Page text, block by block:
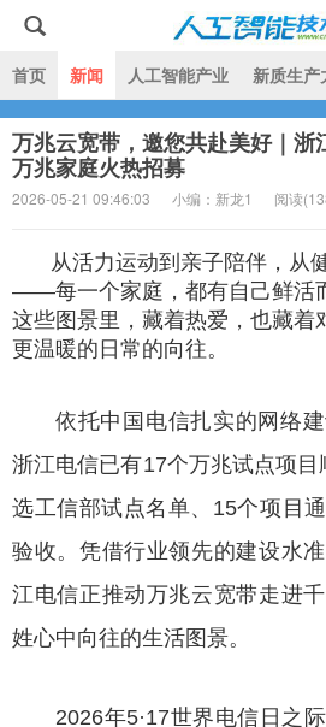
人工智能技术网
首页 新闻 人工智能产业 新质生产
万兆云宽带，邀您共赴美好｜浙
万兆家庭火热招募
2026-05-21 09:46:03 小编：新龙1 阅读(
从活力运动到亲子陪伴，从
——每一个家庭，都有自己鲜活
这些图景里，藏着热爱，也藏着
更温暖的日常的向往。
依托中国电信扎实的网络
浙江电信已有17个万兆试点项目
选工信部试点名单、15个项目
验收。凭借行业领先的建设水
江电信正推动万兆云宽带走进
姓心中向往的生活图景。
2026年5·17世界电信日之